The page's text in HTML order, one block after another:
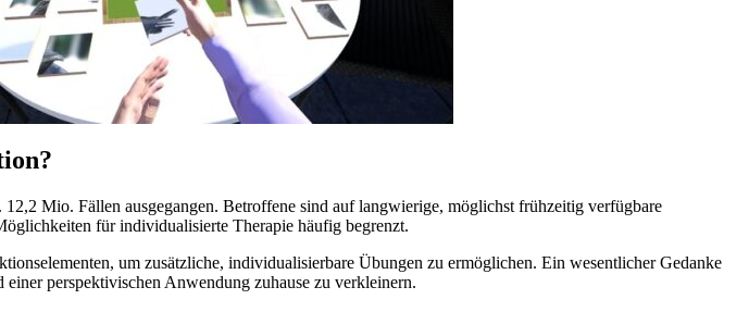
Mio. Fällen ausgegangen. Betroffene sind auf langwierige, möglichst frühzeitig verfügbare
für individualisierte Therapie häufig begrenzt.
um zusätzliche, individualisierbare Übungen zu ermöglichen. Ein wesentlicher Gedanke
perspektivischen Anwendung zuhause zu verkleinern.